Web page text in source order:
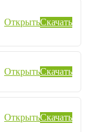
ОткрытьСкачать
ОткрытьСкачать
ОткрытьСкачать